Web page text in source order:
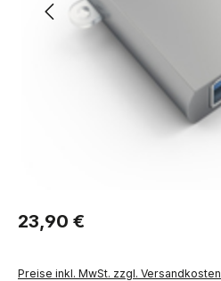
Regulärer Preis:
23,90 €
Preise inkl. MwSt. zzgl. Versandkosten